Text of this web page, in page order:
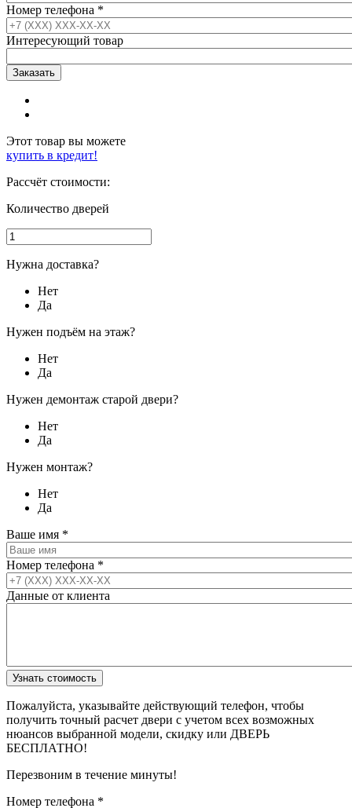
Номер телефона *
Интересующий товар
Этот товар вы можете
купить в кредит!
Рассчёт стоимости:
Количество дверей
Нужна доставка?
Нет
Да
Нужен подъём на этаж?
Нет
Да
Нужен демонтаж старой двери?
Нет
Да
Нужен монтаж?
Нет
Да
Ваше имя *
Номер телефона *
Данные от клиента
Пожалуйста, указывайте действующий телефон, чтобы
получить точный расчет двери с учетом всех возможных
нюансов выбранной модели, скидку или ДВЕРЬ
БЕСПЛАТНО!
Перезвоним в течение минуты!
Номер телефона *